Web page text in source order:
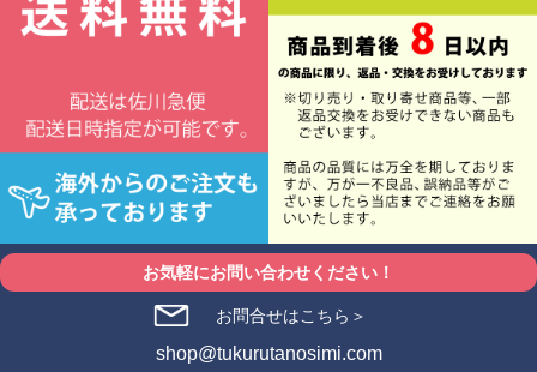
お気軽にお問い合わせください！
お問合せはこちら＞
shop@tukurutanosimi.com